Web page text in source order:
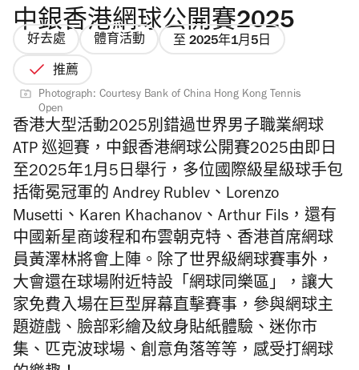
中銀香港網球公開賽2025
好去處 體育活動 至 2025年1月5日
推薦
Photograph: Courtesy Bank of China Hong Kong Tennis
Open
香港大型活動2025別錯過 世界男子職業網球
ATP 巡迴賽，中銀香港網球公開賽2025由即日
至2025年1月5日舉行， 多位國際級星級球手包
括衛冕冠軍的 Andrey Rublev、Lorenzo
Musetti、Karen Khachanov、Arthur Fils，還有
中國新星商竣程和布雲朝克特、香港首席網球
員黃澤林將會上陣。 除了世界級網球賽事外，
大會還在球場附近特設「網球同樂區」，讓大
家免費入場在巨型屏幕直擊賽事，參與網球主
題遊戲、臉部彩繪及紋身貼紙體驗、迷你市
集、匹克波球場、創意角落等等，感受打網球